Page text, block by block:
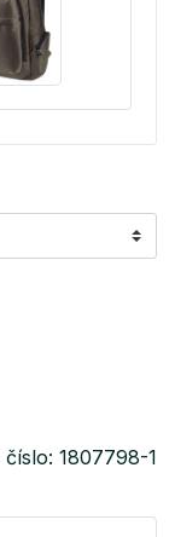
číslo: 1807798-1